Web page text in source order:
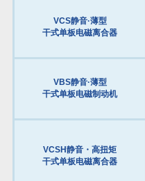
VCS静音·薄型
干式单板电磁离合器
VBS静音·薄型
干式单板电磁制动机
VCSH静音・高扭矩
干式单板电磁离合器